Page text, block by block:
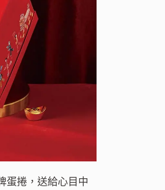
蛋捲，送給心目中